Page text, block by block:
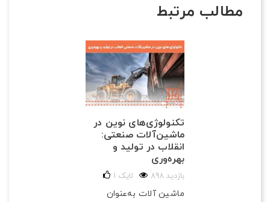
مطالب مرتبط
تکنولوژی‌های نوین در
ماشین‌آلات صنعتی:
انقلاب در تولید و
بهره‌وری
898 بازدید 1 لایک
ماشین آلات به‌عنوان